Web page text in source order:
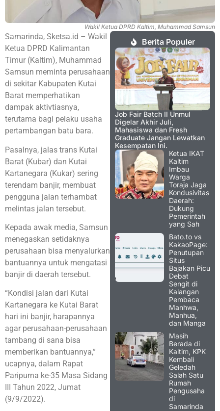
Wakil Ketua DPRD Kaltim, Muhammad Samsun
Samarinda, Sketsa.id – Wakil
Ketua DPRD Kalimantan
Timur (Kaltim), Muhammad
Samsun meminta perusahaan
di sekitar Kabupaten Kutai
Barat memperhatikan
dampak aktivtiasnya,
terutama bagi pelaku usaha
pertambangan batu bara.
Pasalnya, jalas trans Kutai
Barat (Kubar) dan Kutai
Kartanegara (Kukar) sering
terendam banjir, membuat
pengguna jalan terhambat
melintas jalan tersebut.
Kepada awak media, Samsun
menegaskan setidaknya
perusahaan bisa menyalurkan
bantuannya untuk mengatasi
banjir di daerah tersebut.
“Kondisi jalan dari Kutai
Kartanegara ke Kutai Barat
hari ini banjir, harapannya
agar perusahaan-perusahaan
tambang di sana bisa
memberikan bantuannya,”
ucapnya, dalam Rapat
Paripurna ke-35 Masa Sidang
III Tahun 2022, Jumat
(9/9/2022).
Berita Populer
Job Fair Batch II Unmul
Digelar Akhir Juli,
Mahasiswa dan Fresh
Graduate Jangan Lewatkan
Kesempatan Ini.
Ketua IKAT
Kaltim
Imbau
Warga
Toraja Jaga
Kondusivitas
Daerah:
Dukung
Pemerintah
yang Sah
Bato.to vs
KakaoPage:
Penutupan
Situs
Bajakan Picu
Debat
Sengit di
Kalangan
Pembaca
Manhwa,
Manhua,
dan Manga
Masih
Berada di
Kaltim, KPK
Kembali
Geledah
Salah Satu
Rumah
Pengusaha
di
Samarinda